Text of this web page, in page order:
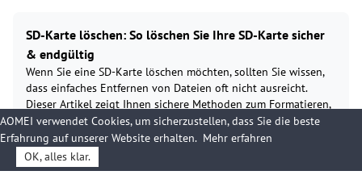
SD-Karte löschen: So löschen Sie Ihre SD-Karte sicher
& endgültig
Wenn Sie eine SD-Karte löschen möchten, sollten Sie wissen,
dass einfaches Entfernen von Dateien oft nicht ausreicht.
Dieser Artikel zeigt Ihnen sichere Methoden zum Formatieren,
Überschreiben und endgültigen Löschen Ihrer SD-Karte unter
Windows.
AOMEI verwendet Cookies, um sicherzustellen, dass Sie die beste
Erfahrung auf unserer Website erhalten. Mehr erfahren
OK, alles klar.